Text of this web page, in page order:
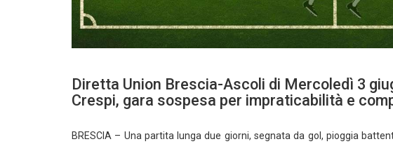
Diretta Union Brescia-Ascoli di Mercoledì 3
Crespi, gara sospesa per impraticabilità e
BRESCIA – Una partita lunga due giorni, segnata da gol, pioggia